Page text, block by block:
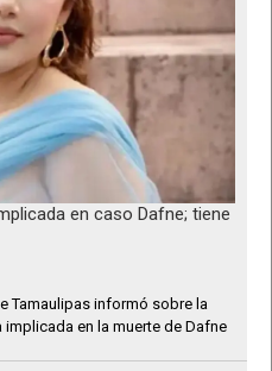
en caso Dafne; tiene
Tamaulipas informó sobre la
en la muerte de Dafne